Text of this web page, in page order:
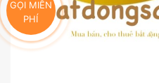
GỌI MIỄN
PHÍ